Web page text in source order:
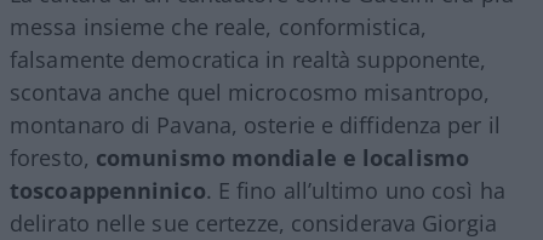
messa insieme che reale, conformistica,
falsamente democratica in realtà supponente,
scontava anche quel microcosmo misantropo,
montanaro di Pavana, osterie e diffidenza per il
foresto, comunismo mondiale e localismo
toscoappenninico. E fino all’ultimo uno così ha
delirato nelle sue certezze, considerava Giorgia